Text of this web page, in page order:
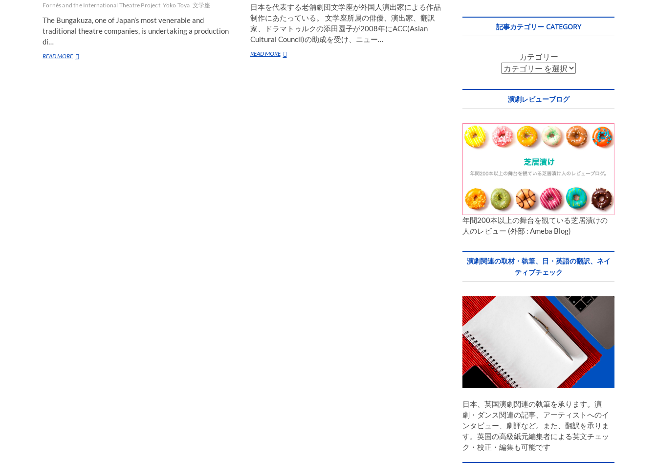
Fornés and the International Theatre Project Yoko Toya 文学座
The Bungakuza, one of Japan’s most venerable and
traditional theatre companies, is undertaking a production
di…
READ MOREVenerable
日本を代表する老舗劇団文学座が外国人演出家による作品
制作にあたっている。 文学座所属の俳優、演出家、翻訳
家、ドラマトゥルクの添田園子が2008年にACC(Asian
Cultural Council)の助成を受け、ニュー…
READ MORE文
記事カテゴリー CATEGORY
カテゴリー
演劇レビューブログ
年間200本以上の舞台を観ている芝居漬けの
人のレビュー (外部 : Ameba Blog)
演劇関連の取材・執筆、日・英語の翻訳、ネイ
ティブチェック
日本、英国演劇関連の執筆を承ります。演
劇・ダンス関連の記事、アーティストへのイ
ンタビュー、劇評など。また、翻訳を承りま
す。英国の高級紙元編集者による英文チェッ
ク・校正・編集も可能です